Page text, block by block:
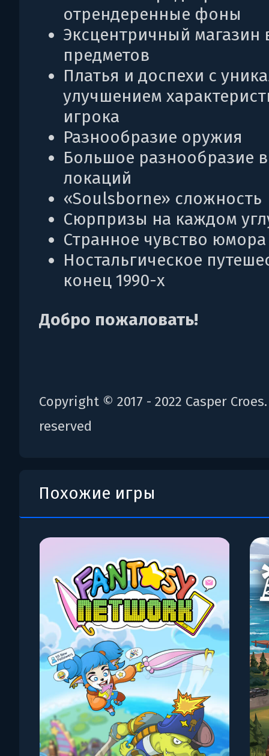
отрендеренные фоны
Эксцентричный магазин
предметов
Платья и доспехи с
улучшением
игрока
Разнообразие оружия
Большое разнообразие
локаций
«Soulsborne» сложность
Сюрпризы на каждом
Странное чувство юмора
Ностальгическое
конец 1990-х
Добро пожаловать!
Copyright © 2017 - 2022 Casper
reserved
Похожие игры